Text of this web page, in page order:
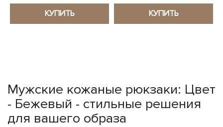
КУПИТЬ КУПИТЬ
Мужские кожаные рюкзаки: Цвет
- Бежевый - стильные решения
для вашего образа